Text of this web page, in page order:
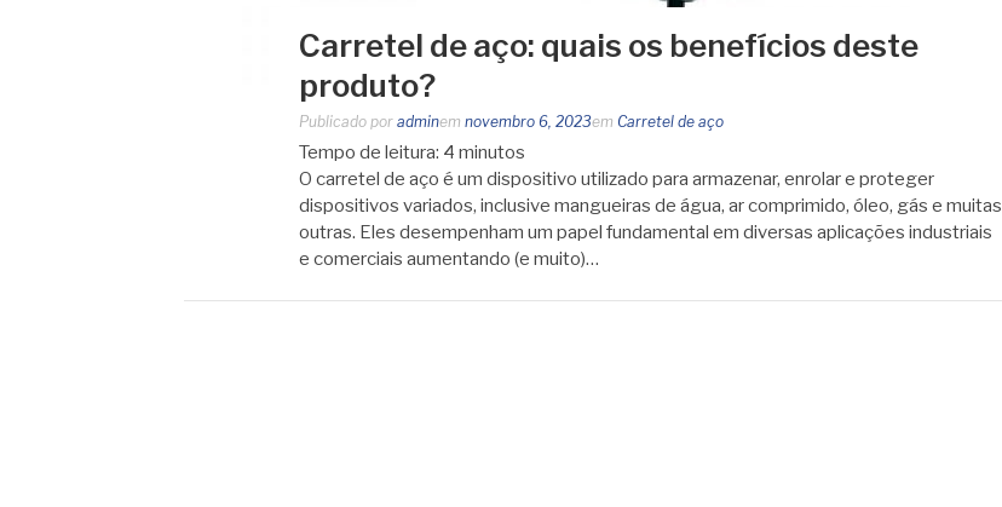
Carretel de aço: quais os benefícios deste
produto?
Publicado por adminem novembro 6, 2023em Carretel de aço
Tempo de leitura: 4 minutos
O carretel de aço é um dispositivo utilizado para armazenar, enrolar e proteger
dispositivos variados, inclusive mangueiras de água, ar comprimido, óleo, gás e muitas
outras. Eles desempenham um papel fundamental em diversas aplicações industriais
e comerciais aumentando (e muito)…